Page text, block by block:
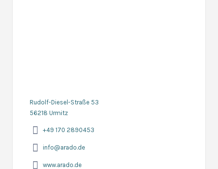
Rudolf-Diesel-Straße 53
56218 Urmitz
+49 170 2890453
info@arado.de
www.arado.de